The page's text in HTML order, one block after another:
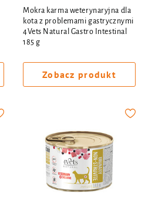
Mokra karma weterynaryjna dla
kota z problemami gastrycznymi
4Vets Natural Gastro Intestinal
185 g
Zobacz produkt